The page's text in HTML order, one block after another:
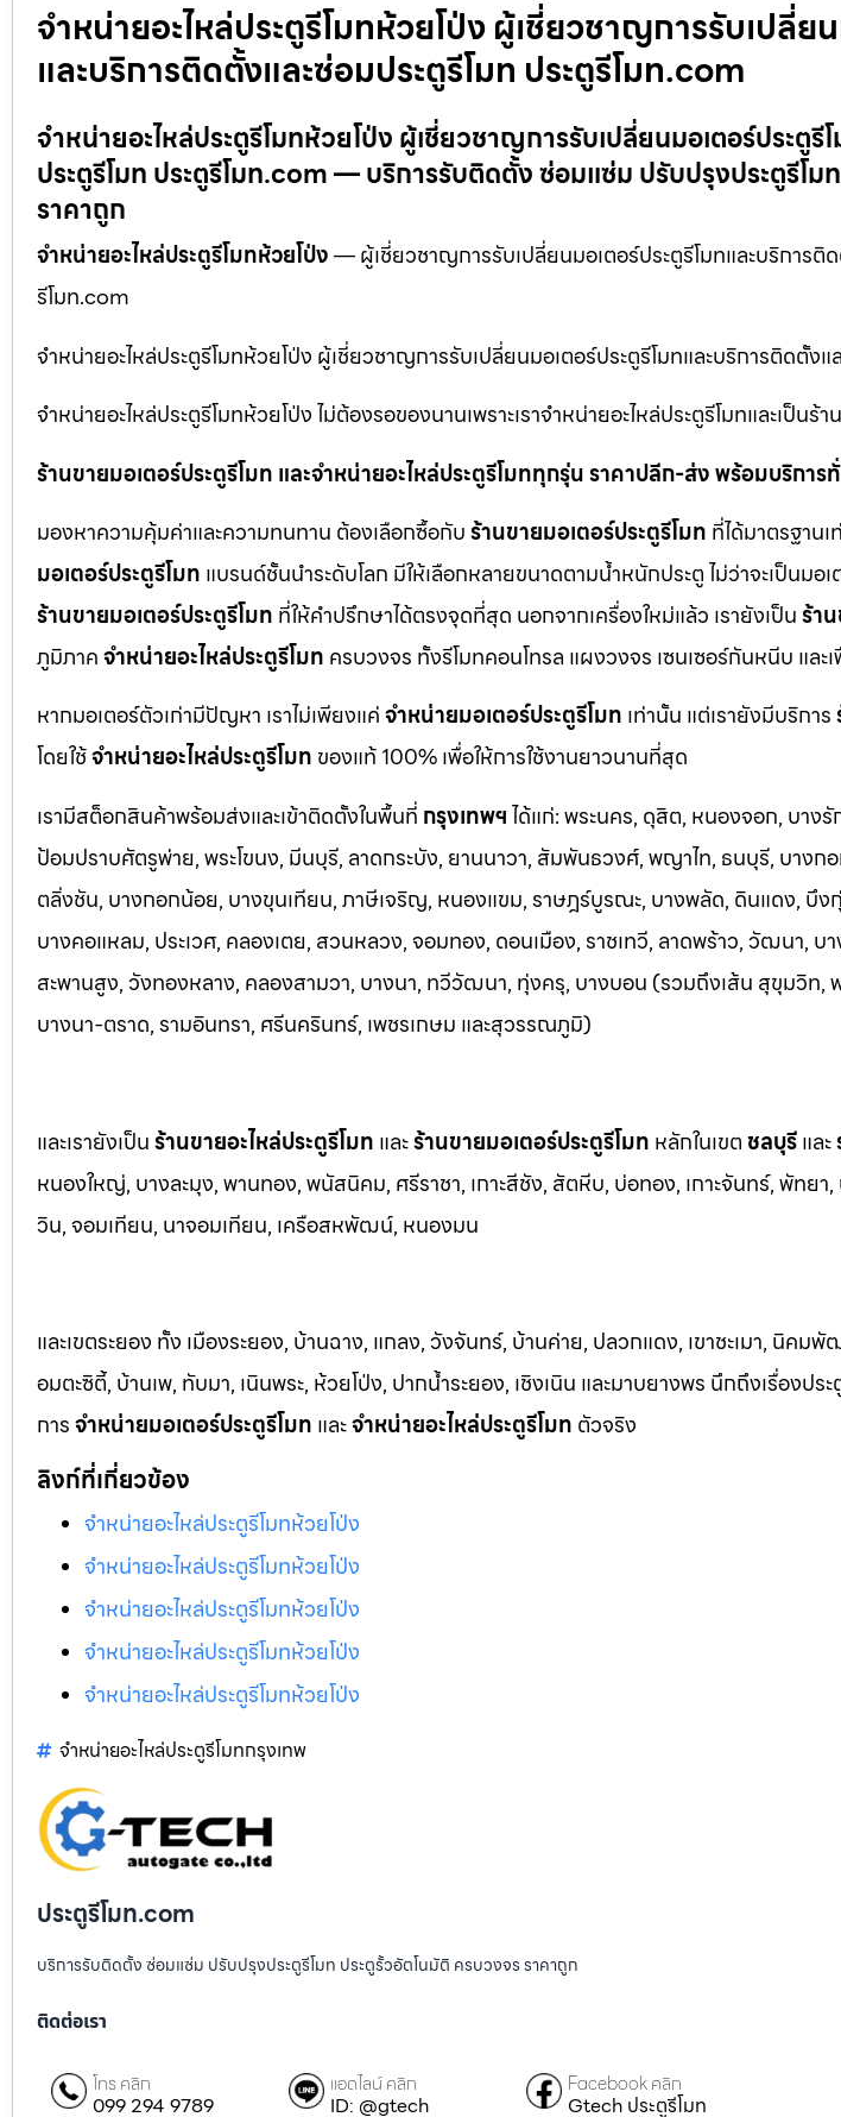
จำหน่ายอะไหล่ประตูรีโมทห้วยโป่ง ผู้เชี่ยวชาญการรับเปลี่ย
และบริการติดตั้งและซ่อมประตูรีโมท ประตูรีโมท.com
จำหน่ายอะไหล่ประตูรีโมทห้วยโป่ง ผู้เชี่ยวชาญการรับเปลี่ยนมอเตอร์ประตูรี
ประตูรีโมท ประตูรีโมท.com — บริการรับติดตั้ง ซ่อมแซ่ม ปรับปรุงประตูรีโม
ราคาถูก
จำหน่ายอะไหล่ประตูรีโมทห้วยโป่ง— ผู้เชี่ยวชาญการรับเปลี่ยนมอเตอร์ประตูรีโมทและบริการติ
รีโมท.com
จำหน่ายอะไหล่ประตูรีโมทห้วยโป่ง ผู้เชี่ยวชาญการรับเปลี่ยนมอเตอร์ประตูรีโมทและบริการติดตั้ง
จำหน่ายอะไหล่ประตูรีโมทห้วยโป่ง ไม่ต้องรอของนานเพราะเราจำหน่ายอะไหล่ประตูรีโมทและเป็น
ร้านขายมอเตอร์ประตูรีโมท และจำหน่ายอะไหล่ประตูรีโมททุกรุ่น ราคาปลีก-ส่ง พร้อมบริการ
มองหาความคุ้มค่าและความทนทาน ต้องเลือกซื้อกับร้านขายมอเตอร์ประตูรีโมท ที่ได้มาตรฐาน
มอเตอร์ประตูรีโมท แบรนด์ชั้นนำระดับโลก มีให้เลือกหลายขนาดตามน้ำหนักประตู ไม่ว่าจะเป็นมอ
ร้านขายมอเตอร์ประตูรีโมท ที่ให้คำปรึกษาได้ตรงจุดที่สุด นอกจากเครื่องใหม่แล้ว เรายังเป็นร้า
ภูมิภาคจำหน่ายอะไหล่ประตูรีโมท ครบวงจร ทั้งรีโมทคอนโทรล แผงวงจร เซนเซอร์กันหนีบ และ
หากมอเตอร์ตัวเก่ามีปัญหา เราไม่เพียงแค่จำหน่ายมอเตอร์ประตูรีโมท เท่านั้น แต่เรายังมีบริการ
โดยใช้จำหน่ายอะไหล่ประตูรีโมท ของแท้ 100% เพื่อให้การใช้งานยาวนานที่สุด
เรามีสต็อกสินค้าพร้อมส่งและเข้าติดตั้งในพื้นที่ กรุงเทพฯได้แก่: พระนคร, ดุสิต, หนองจอก, บาง
ป้อมปราบศัตรูพ่าย, พระโขนง, มีนบุรี, ลาดกระบัง, ยานนาวา, สัมพันธวงศ์, พญาไท, ธนบุรี, บาง
ตลิ่งชัน, บางกอกน้อย, บางขุนเทียน, ภาษีเจริญ, หนองแขม, ราษฎร์บูรณะ, บางพลัด, ดินแดง, บึง
บางคอแหลม, ประเวศ, คลองเตย, สวนหลวง, จอมทอง, ดอนเมือง, ราชเทวี, ลาดพร้าว, วัฒนา, บ
สะพานสูง, วังทองหลาง, คลองสามวา, บางนา, ทวีวัฒนา, ทุ่งครุ, บางบอน (รวมถึงเส้น สุขุมวิท, พ
บางนา-ตราด,รามอินทรา, ศรีนครินทร์, เพชรเกษม และสุวรรณภูมิ)
และเรายังเป็นร้านขายอะไหล่ประตูรีโมท และร้านขายมอเตอร์ประตูรีโมท หลักในเขต ชลบุรีและ
หนองใหญ่, บางละมุง, พานทอง, พนัสนิคม, ศรีราชา, เกาะสีชัง, สัตหีบ, บ่อทอง, เกาะจันทร์, พัทย
วิน, จอมเทียน, นาจอมเทียน, เครือสหพัฒน์, หนองมน
และเขตระยอง ทั้ง เมืองระยอง, บ้านฉาง, แกลง, วังจันทร์, บ้านค่าย, ปลวกแดง, เขาชะเมา, นิค
อมตะซิตี้, บ้านเพ, ทับมา, เนินพระ, ห้วยโป่ง, ปากน้ำระยอง, เชิงเนิน และมาบยางพร นึกถึงเรื่องป
การจำหน่ายมอเตอร์ประตูรีโมท และจำหน่ายอะไหล่ประตูรีโมท ตัวจริง
ลิงก์ที่เกี่ยวข้อง
จำหน่ายอะไหล่ประตูรีโมทห้วยโป่ง
จำหน่ายอะไหล่ประตูรีโมทห้วยโป่ง
จำหน่ายอะไหล่ประตูรีโมทห้วยโป่ง
จำหน่ายอะไหล่ประตูรีโมทห้วยโป่ง
จำหน่ายอะไหล่ประตูรีโมทห้วยโป่ง
จำหน่ายอะไหล่ประตูรีโมทกรุงเทพ
ประตูรีโมท.com
บริการรับติดตั้ง ซ่อมแซ่ม ปรับปรุงประตูรีโมท ประตูรั้วอัตโนมัติ ครบวงจร ราคาถูก
ติดต่อเรา
โทร คลิก
099 294 9789
แอดไลน์ คลิก
ID: @gtech
Facebook คลิก
Gtech ประตูรีโมท